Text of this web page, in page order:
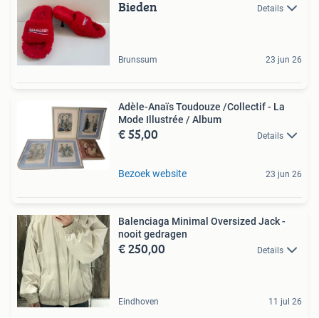
Bieden Details
Brunssum 23 jun 26
Adèle-Anaïs Toudouze /Collectif - La
Mode Illustrée / Album
€ 55,00 Details
Bezoek website 23 jun 26
Balenciaga Minimal Oversized Jack -
nooit gedragen
€ 250,00 Details
Eindhoven 11 jul 26